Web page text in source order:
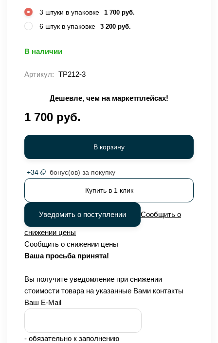
3 штуки в упаковке 1 700 руб.
6 штук в упаковке 3 200 руб.
В наличии
Артикул: TP212-3
Дешевле, чем на маркетплейсах!
1 700 руб.
В корзину
+34 бонус(ов) за покупку
Купить в 1 клик
Уведомить о поступлении Сообщить о
снижении цены
Сообщить о снижении цены
Ваша просьба принята!
Вы получите уведомление при снижении
стоимости товара на указанные Вами контакты
Ваш E-Mail
- обязательно к заполнению